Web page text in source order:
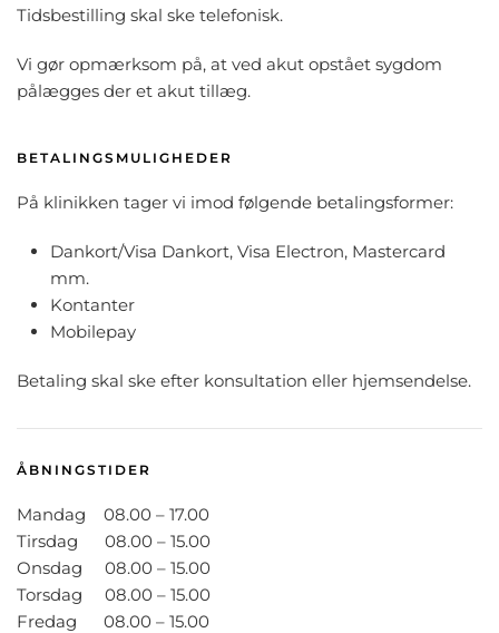
Tidsbestilling skal ske telefonisk.
Vi gør opmærksom på, at ved akut opstået sygdom
pålægges der et akut tillæg.
BETALINGSMULIGHEDER
På klinikken tager vi imod følgende betalingsformer:
Dankort/Visa Dankort, Visa Electron, Mastercard
mm.
Kontanter
Mobilepay
Betaling skal ske efter konsultation eller hjemsendelse.
ÅBNINGSTIDER
Mandag 08.00 – 17.00
Tirsdag 08.00 – 15.00
Onsdag 08.00 – 15.00
Torsdag 08.00 – 15.00
Fredag 08.00 – 15.00